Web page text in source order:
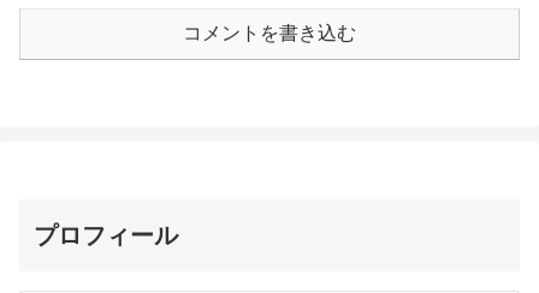
コメントを書き込む
プロフィール